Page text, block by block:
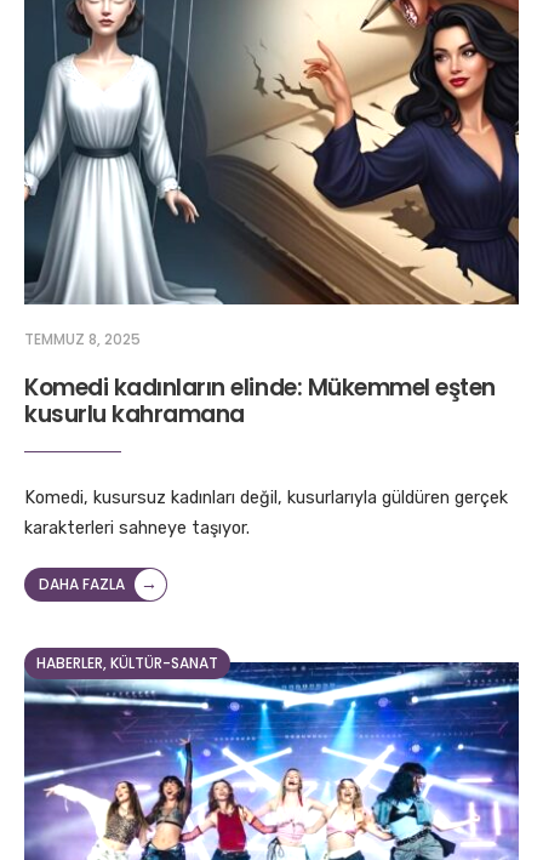
TEMMUZ 8, 2025
Komedi kadınların elinde: Mükemmel eşten
kusurlu kahramana
Komedi, kusursuz kadınları değil, kusurlarıyla güldüren gerçek
karakterleri sahneye taşıyor.
DAHA FAZLA →
HABERLER,KÜLTÜR-SANAT